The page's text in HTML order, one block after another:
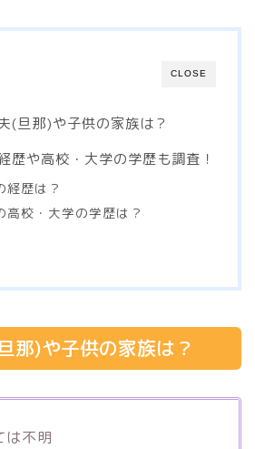
CLOSE
(旦那)や子供の家族は？
歴や高校・大学の学歴も調査！
経歴は？
高校・大学の学歴は？
那)や子供の家族は？
は不明